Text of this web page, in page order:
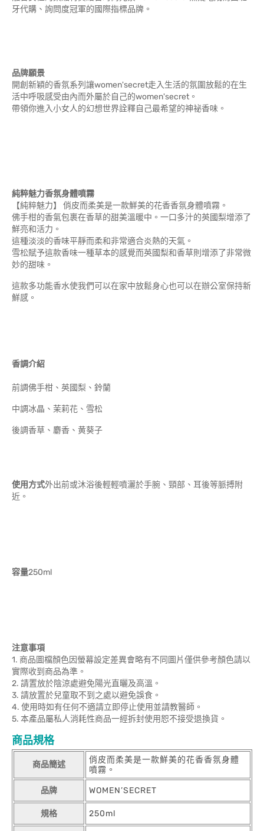
牙代購、詢問度冠軍的國際指標品牌。
品牌願景
開創新穎的香氛系列讓women'secret走入生活的氛圍放鬆的在生
活中呼吸感受由內而外屬於自己的women'secret。
帶領你進入小女人的幻想世界詮釋自己最希望的神祕香味。
純粹魅力香氛身體噴霧
【純粹魅力】 俏皮而柔美是一款鮮美的花香香氛身體噴霧。
佛手柑的香氣包裹在香草的甜美溫暖中。一口多汁的英國梨增添了
鮮亮和活力。
這種淡淡的香味平靜而柔和非常適合炎熱的天氣。
雪松賦予這款香味一種草本的感覺而英國梨和香草則增添了非常微
妙的甜味。
這款多功能香水使我們可以在家中放鬆身心也可以在辦公室保持新
鮮感。
香調介紹
前調佛手柑、英國梨、鈴蘭
中調冰晶、茉莉花、雪松
後調香草、麝香、黄葵子
使用方式外出前或沐浴後輕輕噴灑於手腕、頸部、耳後等脈搏附
近。
容量250ml
注意事項
1. 商品圖檔顏色因螢幕設定差異會略有不同圖片僅供參考顏色請以
實際收到商品為準。
2. 請置放於陰涼處避免陽光直曬及高溫。
3. 請放置於兒童取不到之處以避免誤食。
4. 使用時如有任何不適請立即停止使用並請教醫師。
5. 本產品屬私人消耗性商品一經拆封使用恕不接受退換貨。
商品規格
商品簡述
俏皮而柔美是一款鮮美的花香香氛身體
噴霧。
品牌 WOMEN’SECRET
規格 250ml